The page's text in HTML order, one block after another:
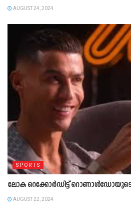
AUGUST 24, 2024
SPORTS
ലോക റെക്കോർഡിട്ട്
AUGUST 22, 2024